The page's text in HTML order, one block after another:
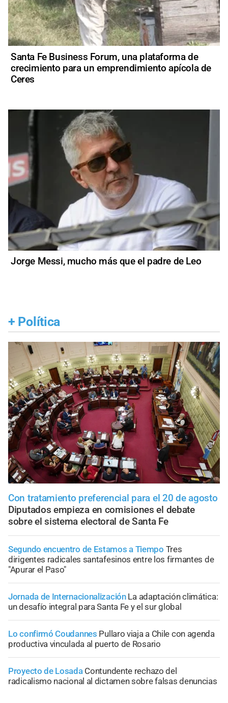
Santa Fe Business Forum, una plataforma de
crecimiento para un emprendimiento apícola de
Ceres
Jorge Messi, mucho más que el padre de Leo
+ Política
Con tratamiento preferencial para el 20 de agosto
Diputados empieza en comisiones el debate
sobre el sistema electoral de Santa Fe
Segundo encuentro de Estamos a Tiempo Tres
dirigentes radicales santafesinos entre los firmantes de
"Apurar el Paso"
Jornada de Internacionalización La adaptación climática:
un desafío integral para Santa Fe y el sur global
Lo confirmó Coudannes Pullaro viaja a Chile con agenda
productiva vinculada al puerto de Rosario
Proyecto de Losada Contundente rechazo del
radicalismo nacional al dictamen sobre falsas denuncias